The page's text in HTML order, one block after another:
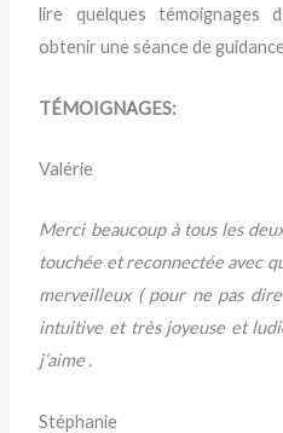
lire quelques témoignages
obtenir une séance de
TÉMOIGNAGES:
Valérie
Merci beaucoup à tous les
touchée et reconnectée avec
merveilleux ( pour ne pas
intuitive et très joyeuse et
j’aime .
Stéphanie